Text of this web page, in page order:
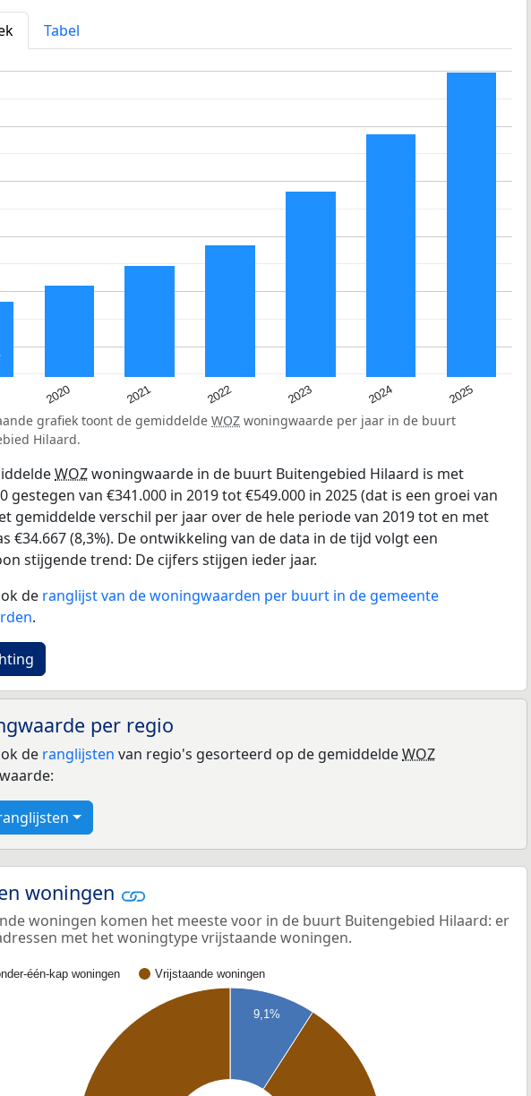
Tabel
2020 2021 2022 2023 2024 2025
grafiek toont de gemiddelde WOZ woningwaarde per jaar in de buurt
Hilaard.
WOZwoningwaarde in de buurt Buitengebied Hilaard is met
gestegen van €341.000 in 2019 tot €549.000 in 2025 (dat is een groei van
gemiddelde verschil per jaar over de hele periode van 2019 tot en met
€34.667 (8,3%). De ontwikkeling van de data in de tijd volgt een
stijgende trend: De cijfers stijgen ieder jaar.
de ranglijst van de woningwaarden per buurt in de gemeente
.
per regio
de ranglijsten van regio's gesorteerd op de gemiddeldeWOZ
woningen
woningen komen het meeste voor in de buurt Buitengebied Hilaard: er
met het woningtype vrijstaande woningen.
één-kap woningen Vrijstaande woningen
9,1%